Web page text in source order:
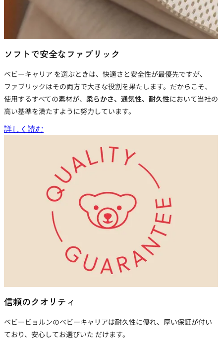
ソフトで安全なファブリック
ベビーキャリア を選ぶときは、快適さと安全性が最優先ですが、
ファブリックはその両方で大きな役割を果たします。だからこそ、
使用するすべての素材が、 柔らかさ、通気性、耐久性において当社の
高い基準を満たすように努力しています。
詳しく読む
信頼のクオリティ
ベビービョルンのベビーキャリアは耐久性に優れ、厚い保証が付い
ており、安心してお選びいた だけます。